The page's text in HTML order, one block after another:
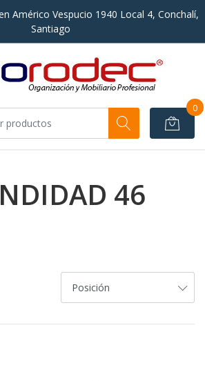
Américo Vespucio 1940 Local 4, Conchalí,
Santiago
0
46